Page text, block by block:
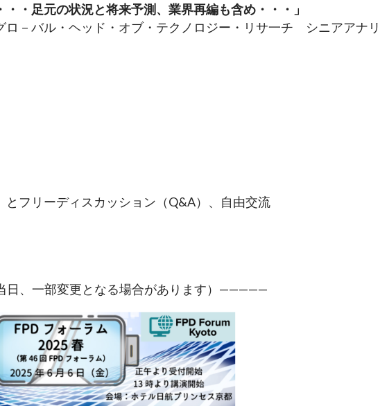
・・足元の状況と将来予測、業界再編も含め・・・」
－バル・ヘッド・オブ・テクノロジー・リサ一チ　シニアアナ
フリーディスカッション（Q&A）、自由交流
、一部変更となる場合があります）—————